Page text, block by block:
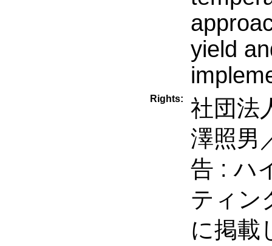
yield
Rights:
社団法
澤照男
告 : ハ
ティン
に掲載